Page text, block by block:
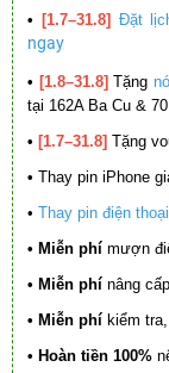
• [1.7–31.8] Đặt
ngay
• [1.8–31.8] Tặng
tại 162A Ba Cu &
• [1.7–31.8] Tặng
• Thay pin iPhone
• Thay pin điện
• Miễn phí mượn
• Miễn phí nâng
• Miễn phí kiểm
• Hoàn tiền 100%